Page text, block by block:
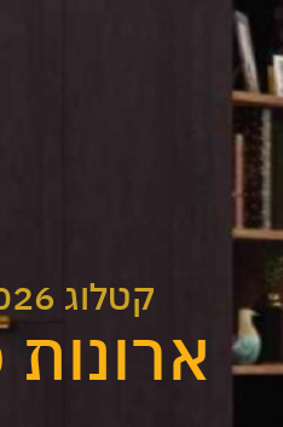
קטלוג 2026 המלא